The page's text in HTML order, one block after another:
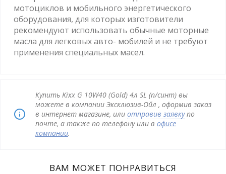
мотоциклов и мобильного энергетического
оборудования, для которых изготовители
рекомендуют использовать обычные моторные
масла для легковых авто- мобилей и не требуют
применения специальных масел.
Купить Kixx G 10W40 (Gold) 4л SL (п/синт) вы
можете в компании Эксклюзив-Ойл , оформив заказ
в интернет магазине, или отправив заявкупо
почте, а также по телефону или в офисе
компании.
ВАМ МОЖЕТ ПОНРАВИТЬСЯ